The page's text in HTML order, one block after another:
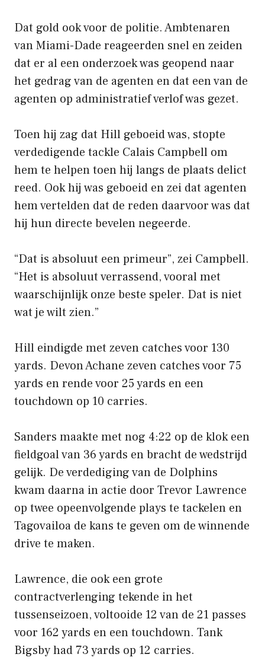
Dat gold ook voor de politie. Ambtenaren
van Miami-Dade reageerden snel en zeiden
dat er al een onderzoek was geopend naar
het gedrag van de agenten en dat een van de
agenten op administratief verlof was gezet.
Toen hij zag dat Hill geboeid was, stopte
verdedigende tackle Calais Campbell om
hem te helpen toen hij langs de plaats delict
reed. Ook hij was geboeid en zei dat agenten
hem vertelden dat de reden daarvoor was dat
hij hun directe bevelen negeerde.
“Dat is absoluut een primeur”, zei Campbell.
“Het is absoluut verrassend, vooral met
waarschijnlijk onze beste speler. Dat is niet
wat je wilt zien.”
Hill eindigde met zeven catches voor 130
yards. Devon Achane zeven catches voor 75
yards en rende voor 25 yards en een
touchdown op 10 carries.
Sanders maakte met nog 4:22 op de klok een
fieldgoal van 36 yards en bracht de wedstrijd
gelijk. De verdediging van de Dolphins
kwam daarna in actie door Trevor Lawrence
op twee opeenvolgende plays te tackelen en
Tagovailoa de kans te geven om de winnende
drive te maken.
Lawrence, die ook een grote
contractverlenging tekende in het
tussenseizoen, voltooide 12 van de 21 passes
voor 162 yards en een touchdown. Tank
Bigsby had 73 yards op 12 carries.